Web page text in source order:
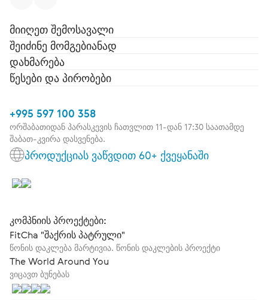
მიიღეთ შემოსავალი
შეიძინე მომგებიანად
დახმარება
წესები და პირობები
+995 597 100 358
ორშაბათიდან პარასკევის ჩათვლით 11-დან 17:30 საათამდე
შაბათ-კვირა დასვენება.
პროდუქციას ვაწვდით 60+ ქვეყანაში
კომპნიის პროექტები:
FitCha "შაქრის პატრული"
წონის დაკლება მარტივია. წონის დაკლების პროექტი
The World Around You
ვიცავთ ბუნებას